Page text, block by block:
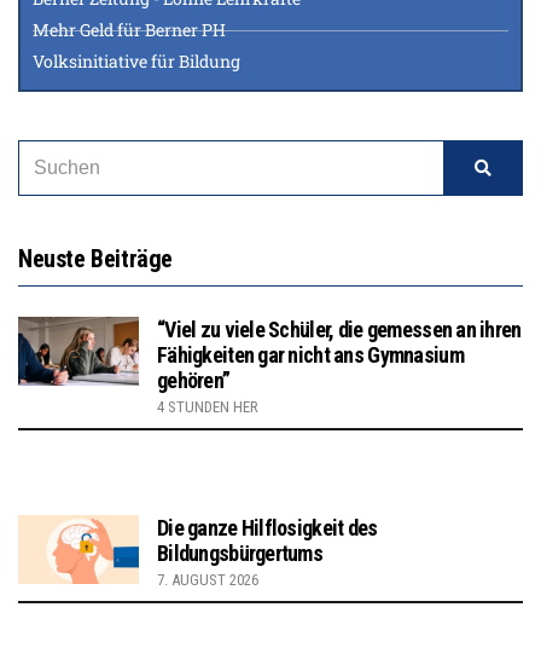
Mehr Geld für Berner PH
Volksinitiative für Bildung
Neuste Beiträge
“Viel zu viele Schüler, die gemessen an ihren
Fähigkeiten gar nicht ans Gymnasium
gehören”
4 STUNDEN HER
Die ganze Hilflosigkeit des
Bildungsbürgertums
7. AUGUST 2026